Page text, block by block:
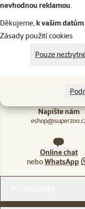
nevhodnou reklamou.
Děkujeme,k vašim
Zásady použití cookies
Pouze
206 prodejen,
Naši experti na
Napište nám
Online chat
neboWhatsApp